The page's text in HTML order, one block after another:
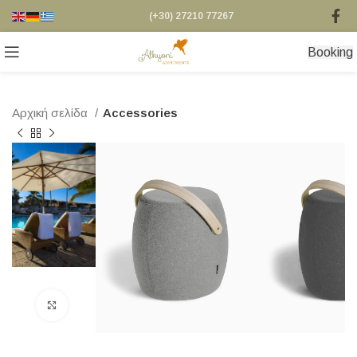
(+30) 27210 77267
Βooking
Αρχική σελίδα Accessories